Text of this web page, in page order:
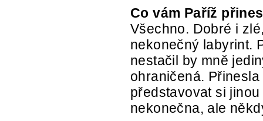
Co vám Paříž
Všechno. Dobré i
nekonečný labyrint.
nestačil by mně
ohraničená.
představovat si
nekonečna, ale